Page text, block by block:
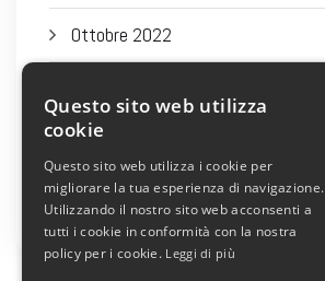
Ottobre 2022
Agosto 2022
Luglio 2022
Questo sito web utilizza
cookie
Questo sito web utilizza i cookie per
migliorare la tua esperienza di navigazione.
Utilizzando il nostro sito web acconsenti a
tutti i cookie in conformità con la nostra
policy per i cookie. Leggi di più